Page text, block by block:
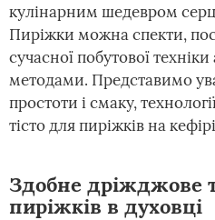
кулінарним шедевром
Пиріжки можна спекти,
сучасної побутової
методами. Представимо
простоти і смаку,
тісто для пиріжків на
Здобне дріжджове
пиріжків в духовці